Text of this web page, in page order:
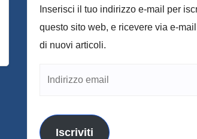
Inserisci il tuo indirizzo e-mail per
questo sito web, e ricevere via e-
di nuovi articoli.
Iscriviti